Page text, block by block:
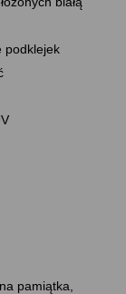
podklejek
pamiątka,